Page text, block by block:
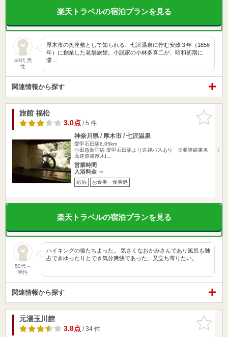
楽天トラベルの宿泊プランを見る
40代 男
性
厚木市の奥座敷として知られる、七沢温泉に佇む安政３年（1856
年）に創業した老舗旅館。小説家の小林多喜二が、昭和初期に
滞…
関連情報から探す
お気に入
りに追加
旅館 福松
3.0点/ 5 件
神奈川県 / 厚木市 / 七沢温泉
愛甲石田駅6.05km
小田急新宿線 愛甲石田駅より送迎バスあり ※要連絡東名
高速道路厚木I…
営業時間
入浴料金 ～
宿泊 お食事・食事処
楽天トラベルの宿泊プランを見る
50代～
男性
ハイキングの後たちよった。 気さくなおかみさんであり風呂も独
占できゆったりとでき気分爽快であった。又立ち寄りたい。
関連情報から探す
お気に入
りに追加
元湯玉川館
3.8点/ 34 件